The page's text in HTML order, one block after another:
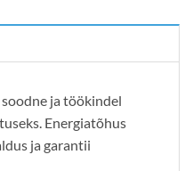
ja töökindel
Energiatõhus
ja garantii